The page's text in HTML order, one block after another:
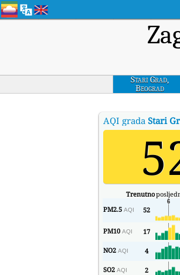
Stari Grad,
Beograd
AQI grada Stari
Trenutno
PM2.5 AQI 52
PM10 AQI 17
NO2 AQI 4
SO2 AQI 2